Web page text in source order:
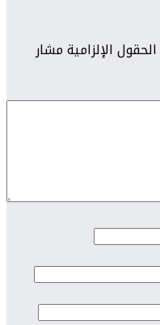
الحقول الإلزامية مشار